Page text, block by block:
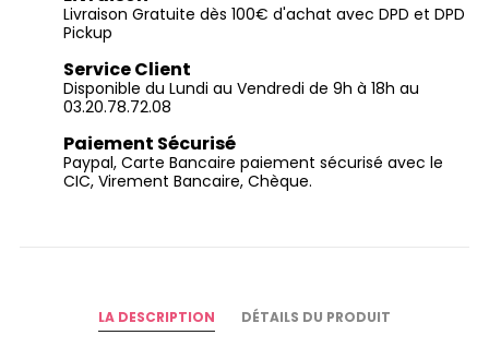
Livraison Gratuite dès 100€ d'achat avec DPD et DPD
Pickup
Service Client
Disponible du Lundi au Vendredi de 9h à 18h au
03.20.78.72.08
Paiement Sécurisé
Paypal, Carte Bancaire paiement sécurisé avec le
CIC, Virement Bancaire, Chèque.
LA DESCRIPTION DÉTAILS DU PRODUIT